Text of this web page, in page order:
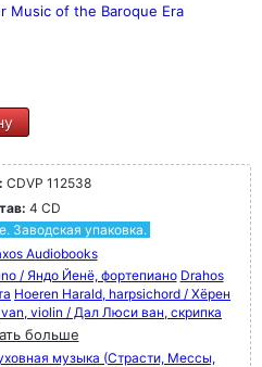
Music of the Baroque Era
CDVP 112538
4 CD
Заводская упаковка.
Audiobooks
/ Яндо Йенё, фортепиано Drahos
Hoeren Harald, harpsichord / Хёрен
violin / Дал Люси ван, скрипка
больше
музыка (Страсти, Мессы,